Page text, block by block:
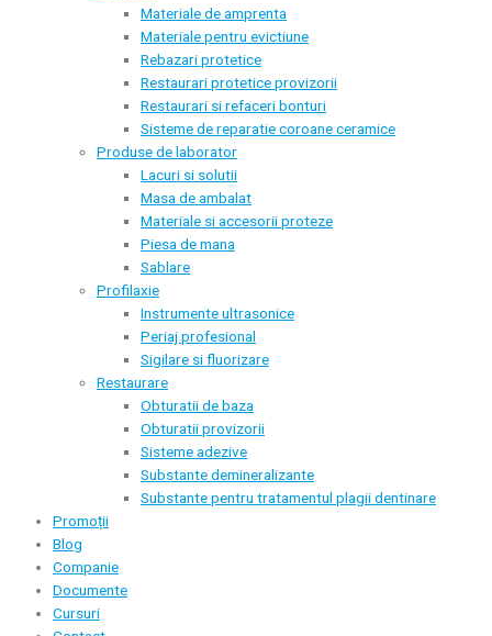
Materiale de amprenta
Materiale pentru evictiune
Rebazari protetice
Restaurari protetice provizorii
Restaurari si refaceri bonturi
Sisteme de reparatie coroane ceramice
Produse de laborator
Lacuri si solutii
Masa de ambalat
Materiale si accesorii proteze
Piesa de mana
Sablare
Profilaxie
Instrumente ultrasonice
Periaj profesional
Sigilare si fluorizare
Restaurare
Obturatii de baza
Obturatii provizorii
Sisteme adezive
Substante demineralizante
Substante pentru tratamentul plagii dentinare
Promoții
Blog
Companie
Documente
Cursuri